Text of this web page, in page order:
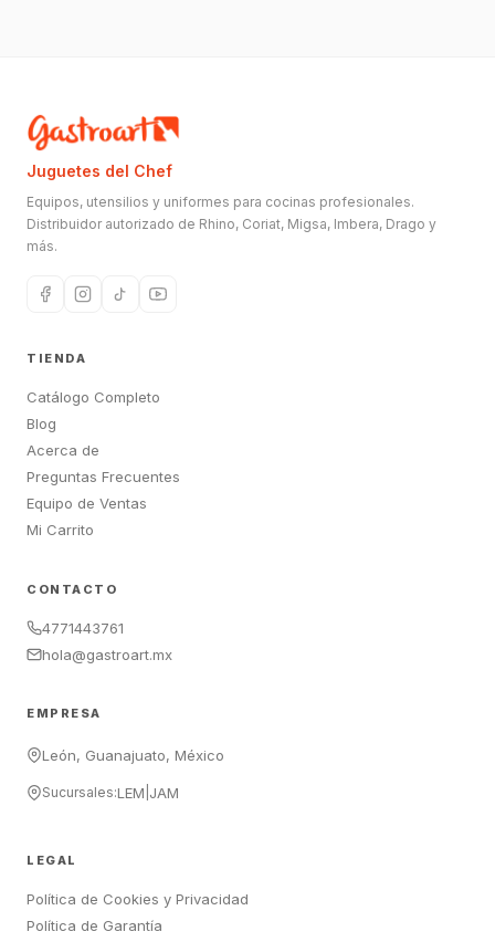
Juguetes del Chef
Equipos, utensilios y uniformes para cocinas profesionales.
Distribuidor autorizado de Rhino, Coriat, Migsa, Imbera, Drago y
más.
TIENDA
Catálogo Completo
Blog
Acerca de
Preguntas Frecuentes
Equipo de Ventas
Mi Carrito
CONTACTO
4771443761
hola@gastroart.mx
EMPRESA
León, Guanajuato, México
Sucursales:LEM JAM
LEGAL
Política de Cookies y Privacidad
Política de Garantía